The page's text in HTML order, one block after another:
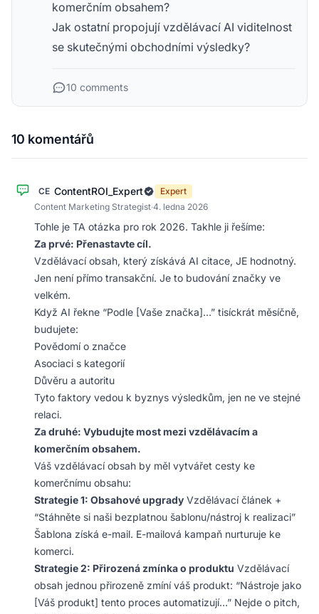
komerčním obsahem?
Jak ostatní propojují vzdělávací AI viditelnost
se skutečnými obchodními výsledky?
10 comments
10 komentářů
CE ContentROI_Expert
Expert
Content Marketing Strategist·4. ledna 2026
Tohle je TA otázka pro rok 2026. Takhle ji řešíme:
Za prvé: Přenastavte cíl.
Vzdělávací obsah, který získává AI citace, JE hodnotný.
Jen není přímo transakční. Je to budování značky ve
velkém.
Když AI řekne “Podle [Vaše značka]…” tisíckrát měsíčně,
budujete:
Povědomí o značce
Asociaci s kategorií
Důvěru a autoritu
Tyto faktory vedou k byznys výsledkům, jen ne ve stejné
relaci.
Za druhé: Vybudujte most mezi vzdělávacím a
komerčním obsahem.
Váš vzdělávací obsah by měl vytvářet cesty ke
komerčnímu obsahu:
Strategie 1: Obsahové upgrady Vzdělávací článek +
“Stáhněte si naši bezplatnou šablonu/nástroj k realizaci”
Šablona získá e-mail. E-mailová kampaň nurturuje ke
komerci.
Strategie 2: Přirozená zmínka o produktu Vzdělávací
obsah jednou přirozeně zmíní váš produkt: “Nástroje jako
[Váš produkt] tento proces automatizují…” Nejde o pitch,